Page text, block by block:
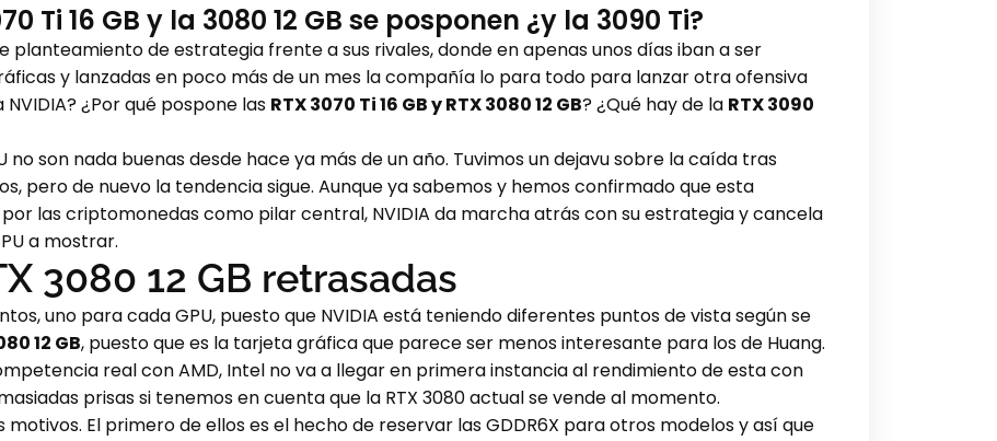
Ti 16 GB y la 3080 12 GB se posponen ¿y la 3090 Ti?
planteamiento de estrategia frente a sus rivales, donde en apenas unos días iban a ser
y lanzadas en poco más de un mes la compañía lo para todo para lanzar otra ofensiva
¿Por qué pospone las RTX 3070 Ti 16 GB y RTX 3080 12 GB? ¿Qué hay de la RTX 3090
no son nada buenas desde hace ya más de un año. Tuvimos un dejavu sobre la caída tras
pero de nuevo la tendencia sigue. Aunque ya sabemos y hemos confirmado que esta
las criptomonedas como pilar central, NVIDIA da marcha atrás con su estrategia y cancela
a mostrar.
3080 12 GB retrasadas
uno para cada GPU, puesto que NVIDIA está teniendo diferentes puntos de vista según se
12 GB, puesto que es la tarjeta gráfica que parece ser menos interesante para los de Huang.
real con AMD, Intel no va a llegar en primera instancia al rendimiento de esta con
prisas si tenemos en cuenta que la RTX 3080 actual se vende al momento.
El primero de ellos es el hecho de reservar las GDDR6X para otros modelos y así que